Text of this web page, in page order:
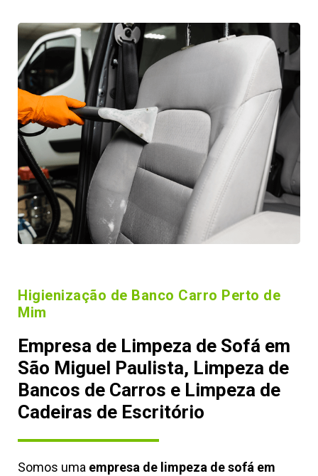
Higienização de Banco Carro Perto de
Mim
Empresa de Limpeza de Sofá em
São Miguel Paulista, Limpeza de
Bancos de Carros e Limpeza de
Cadeiras de Escritório
Somos uma empresa de limpeza de sofá em